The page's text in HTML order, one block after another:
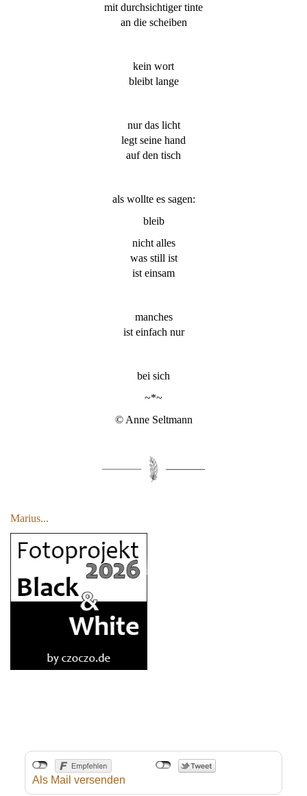
mit durchsichtiger tinte
an die scheiben
kein wort
bleibt lange
nur das licht
legt seine hand
auf den tisch
als wollte es sagen:
bleib
nicht alles
was still ist
ist einsam
manches
ist einfach nur
bei sich
~*~
© Anne Seltmann
Marius...
Als Mail versenden